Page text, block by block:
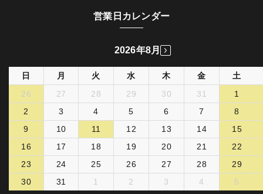
営業日カレンダー
2026年8月
日 月 火 水 木 金
土
26
27 28 29 30 31
1
2
3 4 5 6 7
8
9
10 11 12 13 14
15
16
17 18 19 20 21
22
23
24 25 26 27 28
29
30
31 1 2 3 4 5